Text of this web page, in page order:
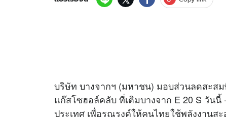
บริษัท บางจากฯ (มหาชน) มอบส่วนลดสะส
แก๊สโซฮอล์คลับ ที่เติมบางจาก E 20 S วัน
ประเทศ เพื่อรณรงค์ให้คนไทยใช้พลังงานส